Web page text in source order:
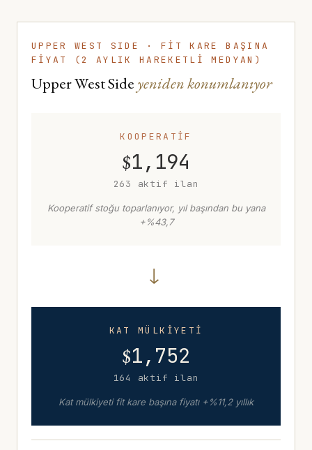
UPPER WEST SIDE · FİT KARE BAŞINA
FİYAT (2 AYLIK HAREKETLİ MEDYAN)
Upper West Side yeniden konumlanıyor
KOOPERATİF
$1,194
263 aktif ilan
Kooperatif stoğu toparlanıyor, yıl başından bu yana
+%43,7
→
KAT MÜLKİYETİ
$1,752
164 aktif ilan
Kat mülkiyeti fit kare başına fiyatı +%11,2 yıllık